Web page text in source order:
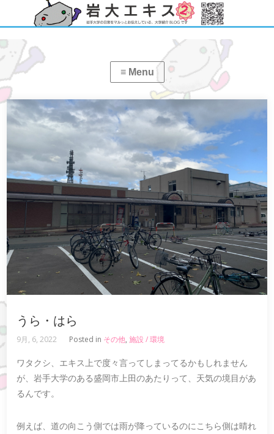
うら・はら
9月, 6, 2022 Posted in その他,施設 / 環境
ワタクシ、エキス上で度々言ってしまってるかもしれません
が、岩手大学のある盛岡市上田のあたりって、天気の境目があ
るんです。
例えば、道の向こう側では雨が降っているのにこちら側は晴れ